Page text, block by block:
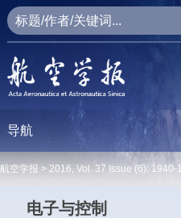
导航
航空学报 > 2016, Vol. 37 Issue (6):
电子与控制